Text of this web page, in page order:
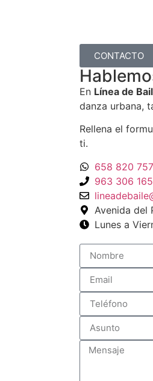
CONTACTO
En Línea de
danza urbana,
Rellena el
ti.
658 820 757
963 306 165
Avenida del
Lunes a